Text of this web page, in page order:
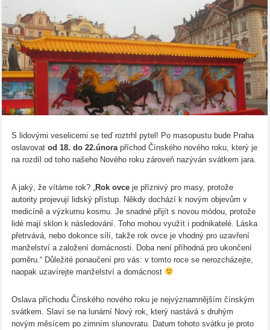
S lidovými veselicemi se teď roztrhl pytel! Po masopustu bude Praha
oslavovat od 18. do 22.února příchod Čínského nového roku, který je
na rozdíl od toho našeho Nového roku zároveň nazýván svátkem jara.
A jaký, že vítáme rok? „ Rok ovce je příznivý pro masy, protože
autority projevují lidský přístup. Někdy dochází k novým objevům v
medicíně a výzkumu kosmu. Je snadné přijít s novou módou, protože
lidé mají sklon k následování. Toho mohou využít i podnikatelé. Láska
přetrvává, nebo dokonce sílí, takže rok ovce je vhodný pro uzavření
manželství a založení domácnosti. Doba není příhodná pro ukončení
poměru.“ Důležité ponaučení pro vás: v tomto roce se nerozcházejte,
naopak uzavírejte manželství a domácnost
Oslava příchodu Čínského nového roku je nejvýznamnějším čínským
svátkem. Slaví se na lunární Nový rok, který nastává s druhým
novým měsícem po zimním slunovratu. Datum tohoto svátku je proto